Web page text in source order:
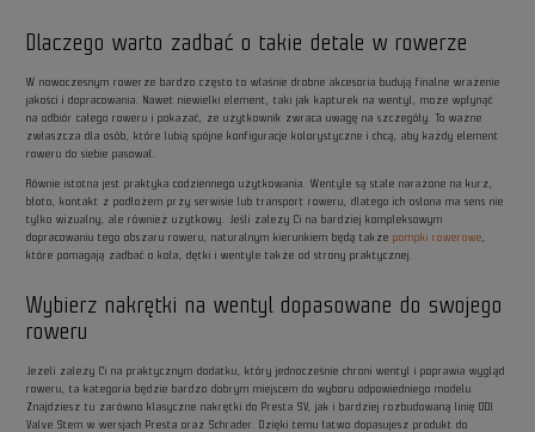
Dlaczego warto zadbać o takie detale w rowerze
W nowoczesnym rowerze bardzo często to właśnie drobne akcesoria budują finalne wrażenie
jakości i dopracowania. Nawet niewielki element, taki jak kapturek na wentyl, może wpłynąć
na odbiór całego roweru i pokazać, że użytkownik zwraca uwagę na szczegóły. To ważne
zwłaszcza dla osób, które lubią spójne konfiguracje kolorystyczne i chcą, aby każdy element
roweru do siebie pasował.
Równie istotna jest praktyka codziennego użytkowania. Wentyle są stale narażone na kurz,
błoto, kontakt z podłożem przy serwisie lub transport roweru, dlatego ich osłona ma sens nie
tylko wizualny, ale również użytkowy. Jeśli zależy Ci na bardziej kompleksowym
dopracowaniu tego obszaru roweru, naturalnym kierunkiem będą takżepompki rowerowe
które pomagają zadbać o koła, dętki i wentyle także od strony praktycznej.
Wybierz nakrętki na wentyl dopasowane do swojego
roweru
Jeżeli zależy Ci na praktycznym dodatku, który jednocześnie chroni wentyl i poprawia wygląd
roweru, ta kategoria będzie bardzo dobrym miejscem do wyboru odpowiedniego modelu.
Znajdziesz tu zarówno klasyczne nakrętki do Presta SV, jak i bardziej rozbudowaną linię ODI
Valve Stem w wersjach Presta oraz Schrader. Dzięki temu łatwo dopasujesz produkt do